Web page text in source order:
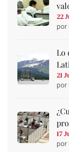
22
por
Lo
21
por
17
por